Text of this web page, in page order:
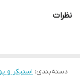
شست‌وشو در ماشین
آرامش‌بخش و متفاوت
نظرات
دسته‌بندی: استیکر و